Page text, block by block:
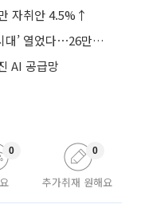
자취안 4.5%↑
코스피 7380선 거래 마치며 ‘칠천피 시대’ 열었다⋯26만전자ㆍ160만닉스
AI 공급망
0
추가취재 원해요
0